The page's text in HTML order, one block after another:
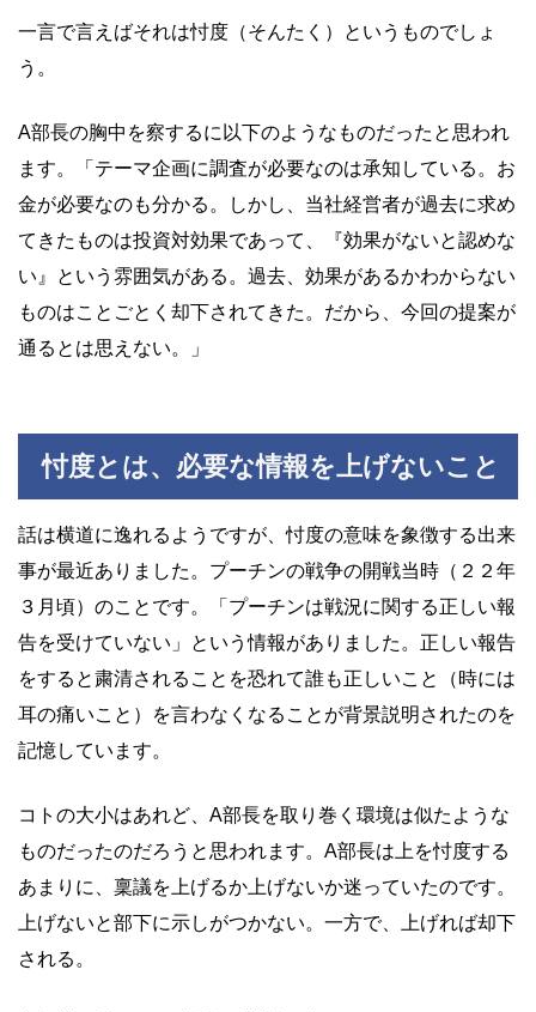
一言で言えばそれは忖度（そんたく）というものでしょ
う。
A部長の胸中を察するに以下のようなものだったと思われ
ます。「テーマ企画に調査が必要なのは承知している。お
金が必要なのも分かる。しかし、当社経営者が過去に求め
てきたものは投資対効果であって、『効果がないと認めな
い』という雰囲気がある。過去、効果があるかわからない
ものはことごとく却下されてきた。だから、今回の提案が
通るとは思えない。」
忖度とは、必要な情報を上げないこと
話は横道に逸れるようですが、忖度の意味を象徴する出来
事が最近ありました。プーチンの戦争の開戦当時（２２年
３月頃）のことです。「プーチンは戦況に関する正しい報
告を受けていない」という情報がありました。正しい報告
をすると粛清されることを恐れて誰も正しいこと（時には
耳の痛いこと）を言わなくなることが背景説明されたのを
記憶しています。
コトの大小はあれど、A部長を取り巻く環境は似たような
ものだったのだろうと思われます。A部長は上を忖度する
あまりに、稟議を上げるか上げないか迷っていたのです。
上げないと部下に示しがつかない。一方で、上げれば却下
される。